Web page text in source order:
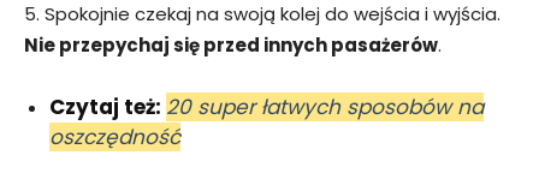
5. Spokojnie czekaj na swoją kolej do wejścia i wyjścia.
Nie przepychaj się przed innych pasażerów.
Czytaj też: 20 super łatwych sposobów na
oszczędność